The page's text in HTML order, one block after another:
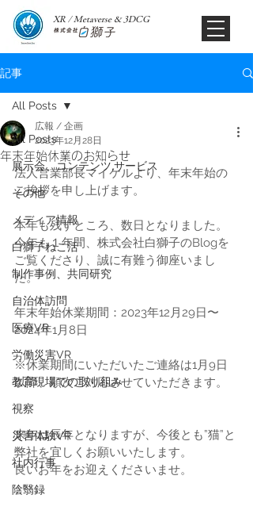
XR / Metaverse & 3DCG​
記事
All Posts
展示会、コンテンツ,サービス
その他
メディア情報
白獅子ねこ活
制作事例、共同研究
自治体訪問
医療VR
労働災害VR
教育現場での取り組み
視察
災害体験VR
社内行事
陰翳録
All Posts
年末年始休業のお知らせ
広報 / 企画
2023年12月28日
法人営業部長マイケルより、年末年始の
ご挨拶を申し上げます。
本年も残すところ、数日となりました。
今年も１年間、株式会社白獅子のBlogを
ご覧くださり、誠に有難う御座いまし
た。
年末年始休業期間：2023年12月29日〜
2024年1月8日
※休業期間にいただいたご連絡は1月9日
以降、順次ご対応させていただきます。
来年は辰年となりますが、今後とも”猫”と
弊社を宜しくお願いいたします。
良いお年をお迎えくださいませ。